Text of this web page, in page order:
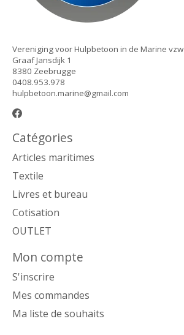
Vereniging voor Hulpbetoon in de Marine vzw
Graaf Jansdijk 1
8380 Zeebrugge
0408.953.978
hulpbetoon.marine@gmail.com
Catégories
Articles maritimes
Textile
Livres et bureau
Cotisation
OUTLET
Mon compte
S'inscrire
Mes commandes
Ma liste de souhaits